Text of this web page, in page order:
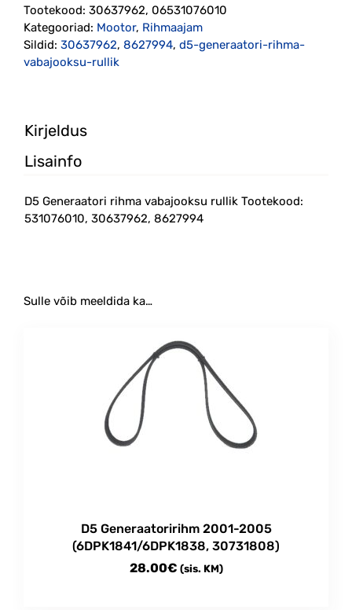
rullik
(30637962,
8627994)
kogus
Tootekood: 30637962, 06531076010
Kategooriad: Mootor, Rihmaajam
Sildid: 30637962, 8627994, d5-generaatori-rihma-
vabajooksu-rullik
Kirjeldus
Lisainfo
D5 Generaatori rihma vabajooksu rullik Tootekood:
531076010, 30637962, 8627994
Sulle võib meeldida ka…
D5 Generaatoririhm 2001-2005
(6DPK1841/6DPK1838, 30731808)
28.00€ (sis. KM)